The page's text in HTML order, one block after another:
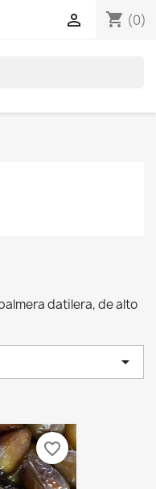
shopping_cart (0)

datilera, de alto

favorite_border